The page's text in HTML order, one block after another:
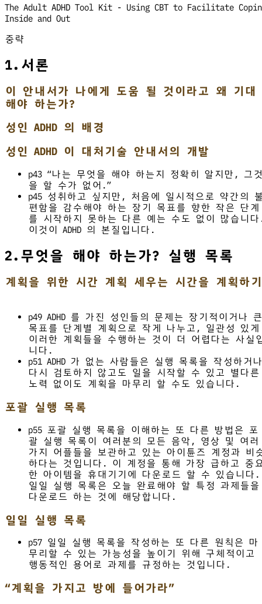
The Adult ADHD Tool Kit - Using CBT to Facilitate
Inside and Out
중략
1.서론
이 안내서가 나에게 도움 될 것이라고 왜 기대
해야 하는가?
성인 ADHD 의 배경
성인 ADHD 이 대처기술 안내서의 개발
p43 “나는 무엇을 해야 하는지 정확히 알지만, 그
을 할 수가 없어.”
p45 성취하고 싶지만, 처음에 일시적으로 약간의
편함을 감수해야 하는 장기 목표를 향한 작은 단계
를 시작하지 못하는 다른 예는 수도 없이 많습니
이것이 ADHD 의 본질입니다.
2.무엇을 해야 하는가? 실행 목록
계획을 위한 시간 계획 세우는 시간을 계획하기
p49 ADHD 를 가진 성인들의 문제는 장기적이거나 큰
목표를 단계별 계획으로 작게 나누고, 일관성 있게
이러한 계획들을 수행하는 것이 더 어렵다는 사실
니다.
p51 ADHD 가 없는 사람들은 실행 목록을 작성하거나
다시 검토하지 않고도 일을 시작할 수 있고 별다른
노력 없이도 계획을 마무리 할 수도 있습니다.
포괄 실행 목록
p55 포괄 실행 목록을 이해하는 또 다른 방법은 포
괄 실행 목록이 여러분의 모든 음악, 영상 및 여러
가지 어플들을 보관하고 있는 아이튠즈 계정과 비
하다는 것입니다. 이 계정을 통해 가장 급하고 중
한 아이템을 휴대기기에 다운로드 할 수 있습니다.
일일 실행 목록은 오늘 완료해야 할 특정 과제들을
다운로드 하는 것에 해당합니다.
일일 실행 목록
p57 일일 실행 목록을 작성하는 또 다른 원칙은 마
무리할 수 있는 가능성을 높이기 위해 구체적이고
행동적인 용어로 과제를 규정하는 것입니다.
“계획을 가지고 방에 들어가라”